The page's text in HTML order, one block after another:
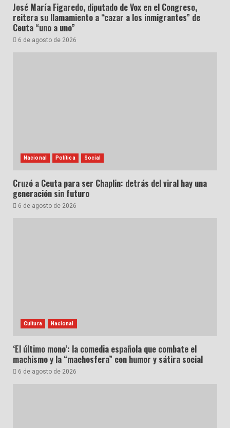
José María Figaredo, diputado de Vox en el Congreso,
reitera su llamamiento a “cazar a los inmigrantes” de
Ceuta “uno a uno”
6 de agosto de 2026
Nacional Política Social
Cruzó a Ceuta para ser Chaplin: detrás del viral hay una
generación sin futuro
6 de agosto de 2026
Cultura Nacional
‘El último mono’: la comedia española que combate el
machismo y la “machosfera” con humor y sátira social
6 de agosto de 2026